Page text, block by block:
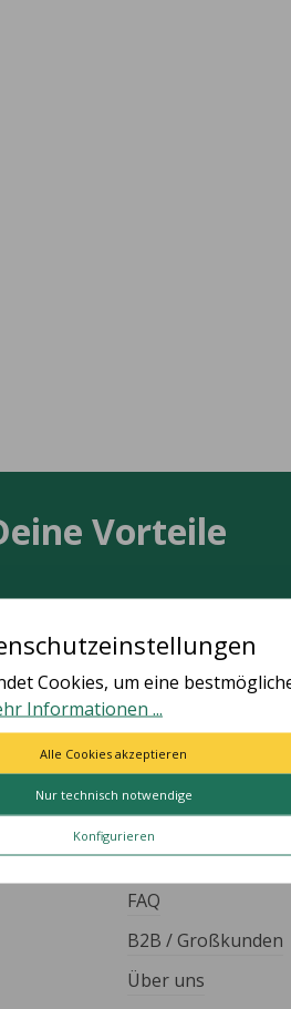
Vorteile
SCHNELLE
HILFE & KONTAKT
Kontakt
FAQ
B2B / Großkunden
Über uns
Cookies, um eine
Informationen ...
Nur technisch notwendige
Konfigurieren
Alle Cookies akzeptieren